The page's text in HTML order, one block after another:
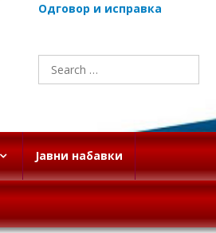
Одговор и исправка
Search
for:
Јавни набавки